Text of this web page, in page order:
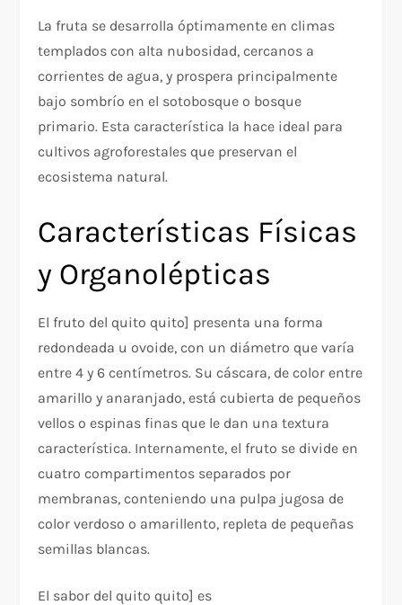
La fruta se desarrolla óptimamente en climas
templados con alta nubosidad, cercanos a
corrientes de agua, y prospera principalmente
bajo sombrío en el sotobosque o bosque
primario. Esta característica la hace ideal para
cultivos agroforestales que preservan el
ecosistema natural.​
Características Físicas
y Organolépticas
El fruto del quito quito ] presenta una forma
redondeada u ovoide, con un diámetro que varía
entre 4 y 6 centímetros. Su cáscara, de color entre
amarillo y anaranjado, está cubierta de pequeños
vellos o espinas finas que le dan una textura
característica. Internamente, el fruto se divide en
cuatro compartimentos separados por
membranas, conteniendo una pulpa jugosa de
color verdoso o amarillento, repleta de pequeñas
semillas blancas.​
El sabor del quito quito ] es